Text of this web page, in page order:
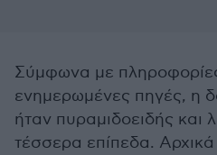
Σύμφωνα με
ενημερωμένες πηγές, η
ήταν πυραμιδοειδής και
τέσσερα επίπεδα.